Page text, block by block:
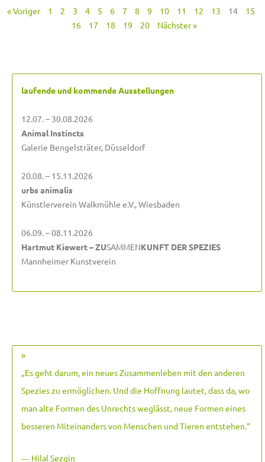
« Voriger 1 2 3 4 5 6 7 8 9 10 11 12 13 14
15
16
17 18 19 20 Nächster »
laufende und kommende Ausstellungen
12.07. – 30.08.2026
Animal Instincts
Galerie Bengelsträter, Düsseldorf
20.08. – 15.11.2026
urbs animalis
Künstlerverein Walkmühle e.V., Wiesbaden
06.09. – 08.11.2026
Hartmut Kiewert – ZUSAMMENKUNFT DER SPEZIES
Mannheimer Kunstverein
»
„Es geht darum, ein neues Zusammenleben mit den anderen
Spezies zu ermöglichen. Und die Hoffnung lautet, dass da, wo
man alte Formen des Unrechts weglässt, neue Formen eines
besseren Miteinanders von Menschen und Tieren entstehen.“
― Hilal Sezgin